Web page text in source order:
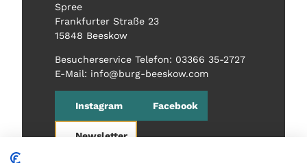
Spree
Frankfurter Straße 23
15848 Beeskow
Besucherservice Telefon: 03366 35-2727
E-Mail: info@burg-beeskow.com
Instagram Facebook
Newsletter